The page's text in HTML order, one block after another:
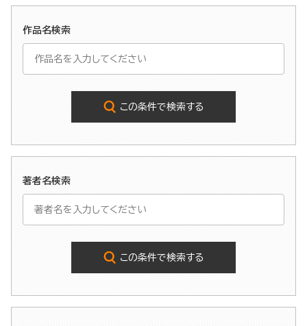
作品名検索
この条件で検索する
著者名検索
この条件で検索する